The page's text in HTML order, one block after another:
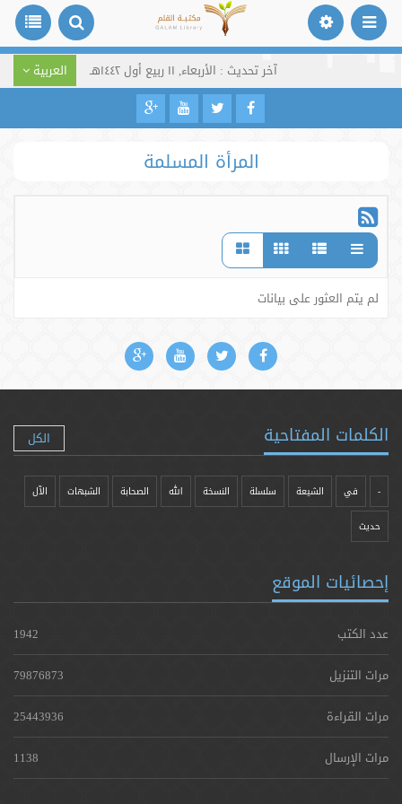
آخر تحديث : الأربعاء, ١١ ربيع أول ١٤٤٢هـ العربية
المرأة المسلمة
لم يتم العثور على بيانات
الكلمات المفتاحية الكل
- في الشيعة سلسلة النسخة الله الصحابة الشبهات الآل
حدیث
إحصائيات الموقع
عدد الكتب
1942
مرات التنزيل
79876873
مرات القراءة
25443936
مرات الإرسال
1138